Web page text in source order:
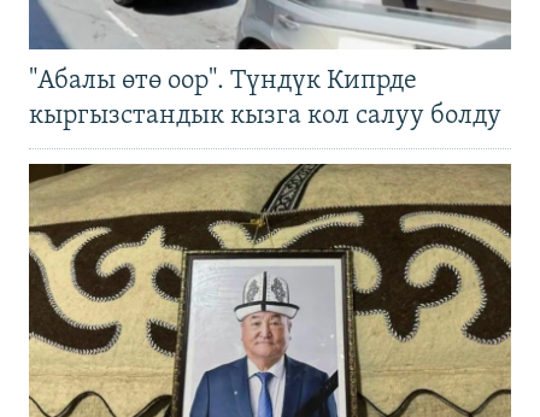
"Абалы өтө оор". Түндүк Кипрде
кыргызстандык кызга кол салуу болду